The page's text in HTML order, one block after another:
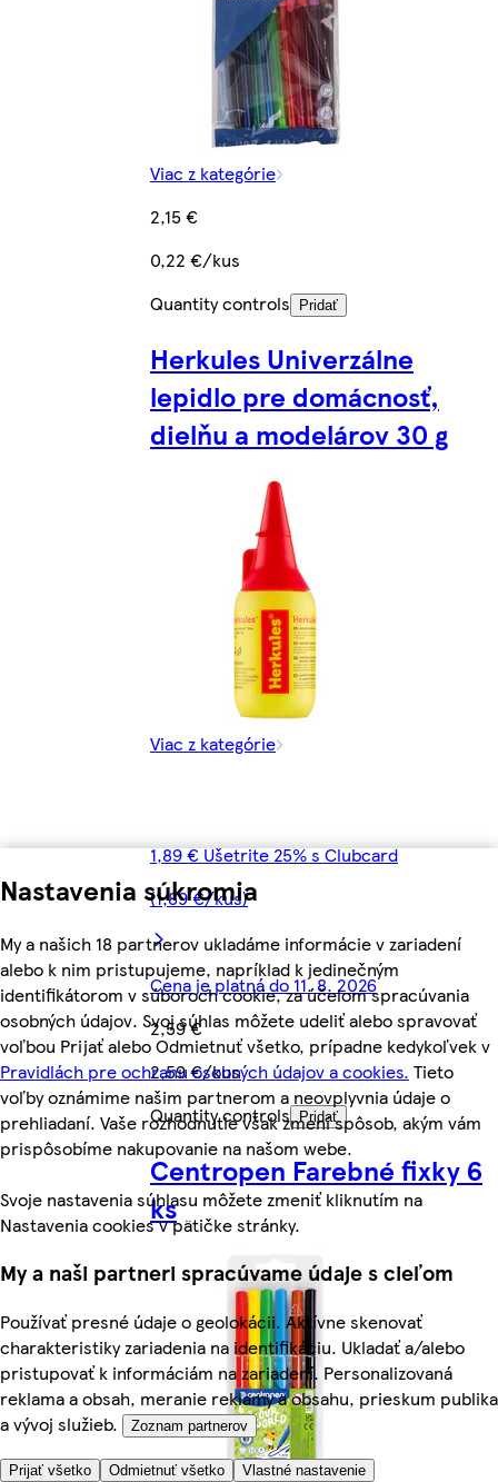
Nastavenia súkromia
My a našich 18 partnerov ukladáme informácie v zariadení
alebo k nim pristupujeme, napríklad k jedinečným
identifikátorom v súboroch cookie, za účelom spracúvania
osobných údajov. Svoj súhlas môžete udeliť alebo spravovať
voľbou Prijať alebo Odmietnuť všetko, prípadne kedykoľvek v
Pravidlách pre ochranu osobných údajov a cookies. Tieto
voľby oznámime našim partnerom a neovplyvnia údaje o
prehliadaní. Vaše rozhodnutie však zmení spôsob, akým vám
prispôsobíme nakupovanie na našom webe.
Svoje nastavenia súhlasu môžete zmeniť kliknutím na
Nastavenia cookies v pätičke stránky.
My a naši partneri spracúvame údaje s cieľom
Používať presné údaje o geolokácii. Aktívne skenovať
charakteristiky zariadenia na identifikáciu. Ukladať a/alebo
pristupovať k informáciám na zariadení. Personalizovaná
reklama a obsah, meranie reklamy a obsahu, prieskum publika
a vývoj služieb.
Zoznam partnerov
Prijať všetko Odmietnuť všetko Vlastné nastavenie
Viac z kategórie
2,15 €
0,22 €/kus
Quantity controls
Pridať
Herkules Univerzálne
lepidlo pre domácnosť,
dielňu a modelárov 30 g
Viac z kategórie
1,89 € Ušetrite 25% s Clubcard
(1,89 €/kus)
Cena je platná do 11. 8. 2026
2,59 €
2,59 €/kus
Quantity controls
Pridať
Centropen Farebné fixky 6
ks